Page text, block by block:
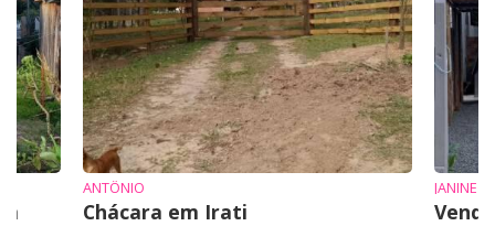
ANTÔNIO
Chácara em Irati
JANINE